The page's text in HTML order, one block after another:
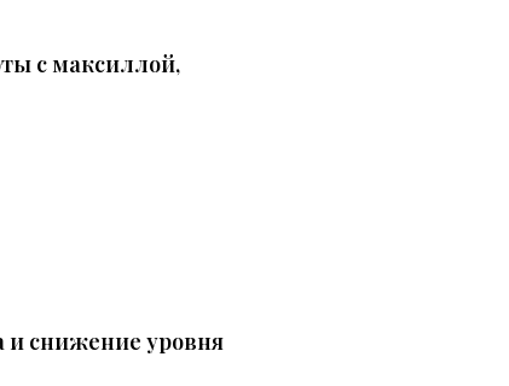
смаксиллой,
и снижение уровня